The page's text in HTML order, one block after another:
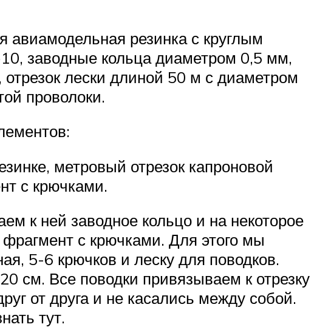
авиамодельная резинка с круглым
заводные кольца диаметром 0,5 мм,
лески длиной 50 м с диаметром
проволоки.
метровый отрезок капроновой
с крючками.
к ней заводное кольцо и на некоторое
с крючками. Для этого мы
5-6 крючков и леску для поводков.
см. Все поводки привязываем к отрезку
от друга и не касались между собой.
тут.